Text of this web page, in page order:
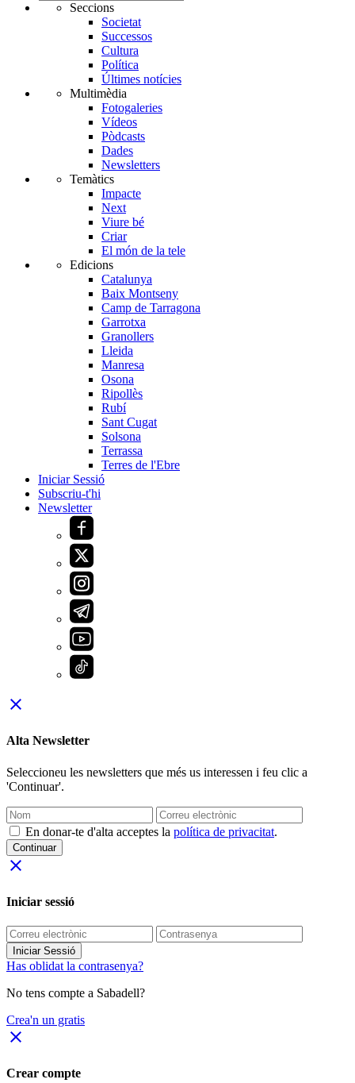
Seccions
Societat
Successos
Cultura
Política
Últimes notícies
Multimèdia
Fotogaleries
Vídeos
Pòdcasts
Dades
Newsletters
Temàtics
Impacte
Next
Viure bé
Criar
El món de la tele
Edicions
Catalunya
Baix Montseny
Camp de Tarragona
Garrotxa
Granollers
Lleida
Manresa
Osona
Ripollès
Rubí
Sant Cugat
Solsona
Terrassa
Terres de l'Ebre
Iniciar Sessió
Subscriu-t'hi
Newsletter
close
Alta Newsletter
Seleccioneu les newsletters que més us interessen i feu clic a
'Continuar'.
En donar-te d'alta acceptes la política de privacitat.
Continuar
close
Iniciar sessió
Iniciar Sessió
Has oblidat la contrasenya?
No tens compte a Sabadell?
Crea'n un gratis
close
Crear compte